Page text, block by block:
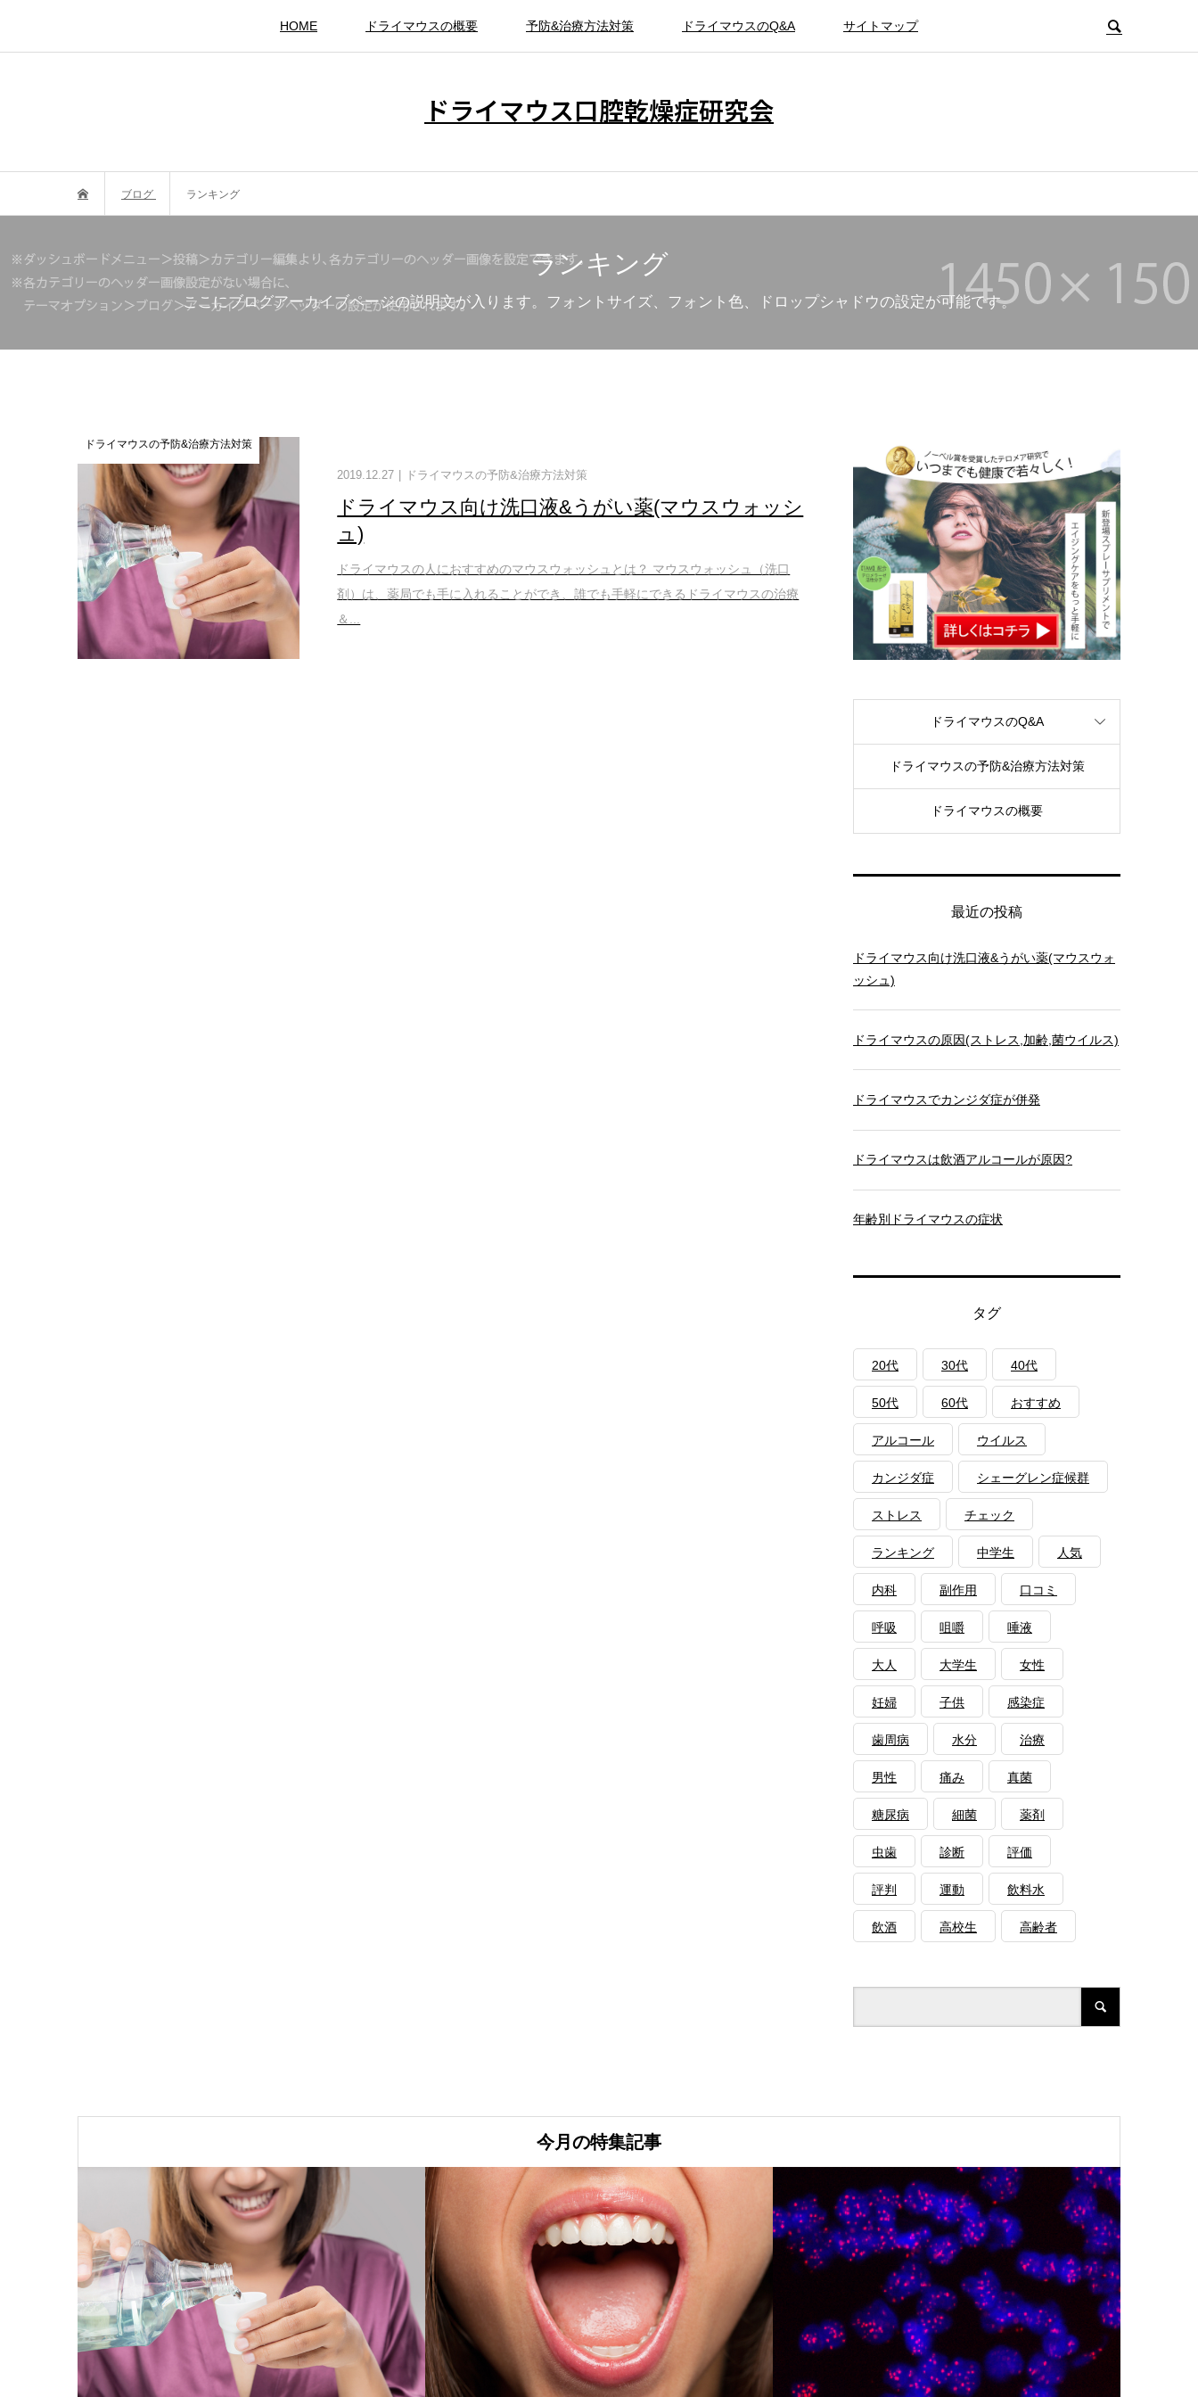
HOME ドライマウスの概要 予防&治療方法対策 ドライマウスのQ&A サイトマップ
ドライマウス口腔乾燥症研究会
ブログ ランキング
ランキング
ここにブログアーカイブページの説明文が入ります。フォントサイズ、フォント色、ドロップシャドウの設定が可能です。
ドライマウスの予防&治療方法対策
2019.12.27 ドライマウスの予防&治療方法対策
ドライマウス向け洗口液&うがい薬(マウスウォッシ
ュ)
ドライマウスの人におすすめのマウスウォッシュとは？ マウスウォッシュ（洗口
剤）は、薬局でも手に入れることができ、誰でも手軽にできるドライマウスの治療
＆...
ドライマウスのQ&A
ドライマウスの予防&治療方法対策
ドライマウスの概要
最近の投稿
ドライマウス向け洗口液&うがい薬(マウスウォ
ッシュ)
ドライマウスの原因(ストレス,加齢,菌ウイルス)
ドライマウスでカンジダ症が併発
ドライマウスは飲酒アルコールが原因?
年齢別ドライマウスの症状
タグ
20代 30代 40代
50代 60代 おすすめ
アルコール ウイルス
カンジダ症 シェーグレン症候群
ストレス チェック
ランキング 中学生 人気
内科 副作用 口コミ
呼吸 咀嚼 唾液
大人 大学生 女性
妊婦 子供 感染症
歯周病 水分 治療
男性 痛み 真菌
糖尿病 細菌 薬剤
虫歯 診断 評価
評判 運動 飲料水
飲酒 高校生 高齢者
今月の特集記事